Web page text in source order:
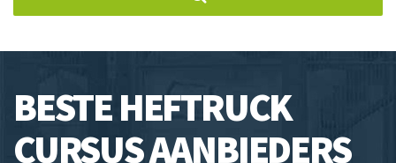
BESTE HEFTRUCK
CURSUS AANBIEDERS